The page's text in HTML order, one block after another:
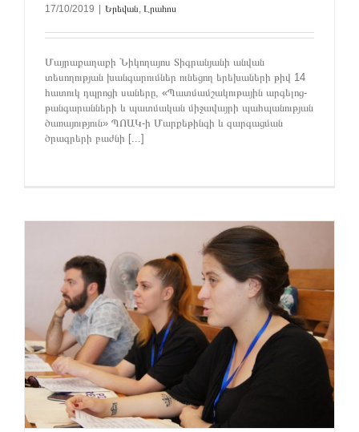
17/10/2019 Երեվան, Լրահոս
Մայրաքաղաքի Նիկողայոս Տիգրանյանի անվան
տեսողության խանգարումներ ունեցող երեխաների թիվ 14
հատուկ դպրոցի սաները, «Պատմամշակութային արգելոց-
թանգարանների և պատմական միջավայրի պահպանության
ծառայություն» ՊՈԱԿ-ի Մարքեթինգի և զարգացման
ծրագրերի բաժնի [...]